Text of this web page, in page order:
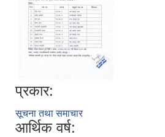
प्रकार:
सूचना तथा समाचार
आर्थिक वर्ष: